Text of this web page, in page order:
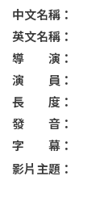
中文名稱：
英文名稱：
導 演：
演 員：
長 度：
發 音：
字 幕：
影片主題：